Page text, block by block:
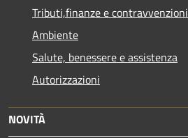
Tributi,finanze e contravvenzioni
Ambiente
Salute, benessere e assistenza
Autorizzazioni
NOVITÀ